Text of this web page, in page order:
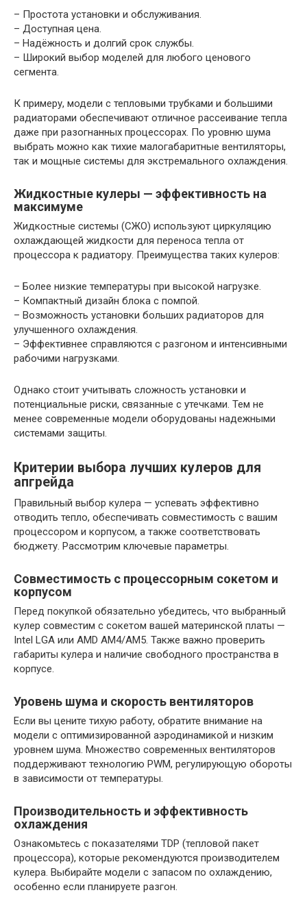
– Простота установки и обслуживания.
– Доступная цена.
– Надёжность и долгий срок службы.
– Широкий выбор моделей для любого ценового
сегмента.
К примеру, модели с тепловыми трубками и большими
радиаторами обеспечивают отличное рассеивание тепла
даже при разогнанных процессорах. По уровню шума
выбрать можно как тихие малогабаритные вентиляторы,
так и мощные системы для экстремального охлаждения.
Жидкостные кулеры — эффективность на
максимуме
Жидкостные системы (СЖО) используют циркуляцию
охлаждающей жидкости для переноса тепла от
процессора к радиатору. Преимущества таких кулеров:
– Более низкие температуры при высокой нагрузке.
– Компактный дизайн блока с помпой.
– Возможность установки больших радиаторов для
улучшенного охлаждения.
– Эффективнее справляются с разгоном и интенсивными
рабочими нагрузками.
Однако стоит учитывать сложность установки и
потенциальные риски, связанные с утечками. Тем не
менее современные модели оборудованы надежными
системами защиты.
Критерии выбора лучших кулеров для
апгрейда
Правильный выбор кулера — успевать эффективно
отводить тепло, обеспечивать совместимость с вашим
процессором и корпусом, а также соответствовать
бюджету. Рассмотрим ключевые параметры.
Совместимость с процессорным сокетом и
корпусом
Перед покупкой обязательно убедитесь, что выбранный
кулер совместим с сокетом вашей материнской платы —
Intel LGA или AMD AM4/AM5. Также важно проверить
габариты кулера и наличие свободного пространства в
корпусе.
Уровень шума и скорость вентиляторов
Если вы цените тихую работу, обратите внимание на
модели с оптимизированной аэродинамикой и низким
уровнем шума. Множество современных вентиляторов
поддерживают технологию PWM, регулирующую обороты
в зависимости от температуры.
Производительность и эффективность
охлаждения
Ознакомьтесь с показателями TDP (тепловой пакет
процессора), которые рекомендуются производителем
кулера. Выбирайте модели с запасом по охлаждению,
особенно если планируете разгон.